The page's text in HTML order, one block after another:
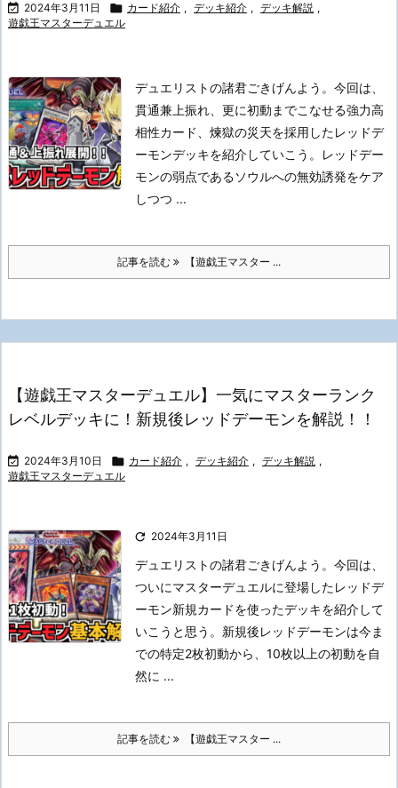
 2024年3月11日  カード紹介 , デッキ紹介 , デッキ解説 ,
遊戯王マスターデュエル
デュエリストの諸君ごきげんよう。 今回は、
貫通兼上振れ、更に初動までこなせる強力高
相性カード、煉獄の災天を採用したレッドデ
ーモンデッキを紹介していこう。
レッドデー
モンの弱点であるソウルへの無効誘発をケア
しつつ ...
記事を読む 【遊戯王マスター ...
【遊戯王マスターデュエル】一気にマスターランク
レベルデッキに！新規後レッドデーモンを解説！！
 2024年3月10日  カード紹介 , デッキ紹介 , デッキ解説 ,
遊戯王マスターデュエル
 2024年3月11日
デュエリストの諸君ごきげんよう。 今回は、
ついにマスターデュエルに登場したレッドデ
ーモン新規カードを使ったデッキを紹介して
いこうと思う。 新規後レッドデーモンは今ま
での特定2枚初動から、10枚以上の初動を自
然に ...
記事を読む 【遊戯王マスター ...